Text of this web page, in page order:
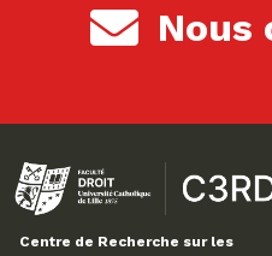
Nous
Centre de Recherche sur les